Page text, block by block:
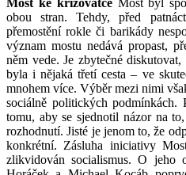
obou stran. Tehdy, před
přemostění rokle či barikády
význam mostu nedává propast,
něm vede. Je zbytečné
byla i nějaká třetí cesta – ve
mnohem více. Výběr mezi nimi
sociálně politických podmínkách.
tomu, aby se sjednotil názor na
rozhodnutí. Jisté je jenom to, že
konkrétní. Zásluha iniciativy
zlikvidován socialismus. O